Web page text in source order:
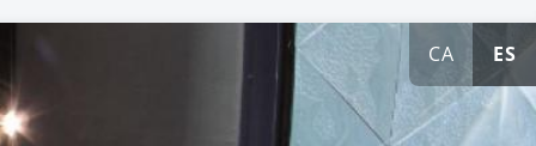
CA ES